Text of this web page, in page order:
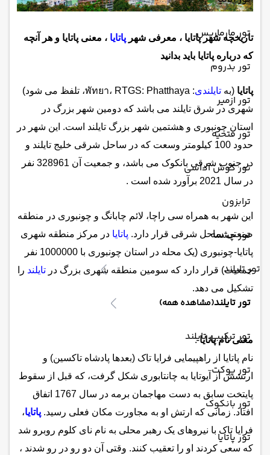
تور مارماریس
تور بدروم
تور ازمیر
تور فتحیه
تور کوش آداسی
ترابزون
تور چشمه
تور تایلند
تور تایلند(مشاهده همه)
تور ترکیبی تایلند
تور پوکت
تور بانکوک
تور پاتایا
تاریخچه شهر پاتایا ، معرفی شهر پاتایا ، معنی پاتایا و هر آنچه
که درباره پاتایا باید بدانید
پاتایا (به تایلندی
: พัทยา، RTGS: Phatthaya، تلفظ می شود)
شهری در شرق تایلند می باشد که دومین شهر بزرگ در
استان چونبوری و هشتمین شهر بزرگ تایلند است. این شهر در
حدود 100 کیلومتر وسعت که در ساحل شرقی خلیج تایلند و
در جنوب شرقی بانکوک می باشد، و جمعیت آن 328961 نفر
در سال 2021 برآورد شده است .
این شهر به همراه سی راچا، لائم چابانگ و چونبوری در منطقه
صنعتی ساحل شرقی قرار دارد. پاتایا در مرکز منطقه شهری
پاتایا-چونبوری (یک محله در استان چونبوری با 1000000 نفر
جمعیت) قرار دارد که سومین منطقه شهری بزرگ در تایلند را
تشکیل می دهد.
معنی نام پاتایا:
نام پاتایا از راهپیمایی فرایا تاک (بعدها پادشاه تاکسین) و
ارتشش از آیوتایا به چانتابوری شکل گرفت، که قبل از سقوط
پایتخت سابق به دست مهاجمان برمه در سال 1767 اتفاق
افتاد. زمانی که ارتش او به مجاورت مکان فعلی رسید. پاتایا،
فرایا تاک با نیروهای یک رهبر محلی به نام نای کلوم روبرو شد
که سعی کردند او را تعقیب کنند. وقتی آن دو رو در رو شدند ،